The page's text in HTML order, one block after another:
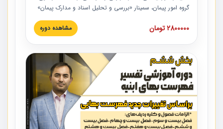
گروه امور پیمان، سمینار «بررسی و تحلیل اسناد و مدارک پیمان»
است که در دانشگاه صنعتی شریف ارائه شد. در این آموزش
نکات کلیدی مربوط به اسناد و مدارک پیمان، اولویت بندی اسناد
پیمان به همراه تجربیات عملی در این خصوص ارائه شده است.
2800000 تومان مشاهده دوره